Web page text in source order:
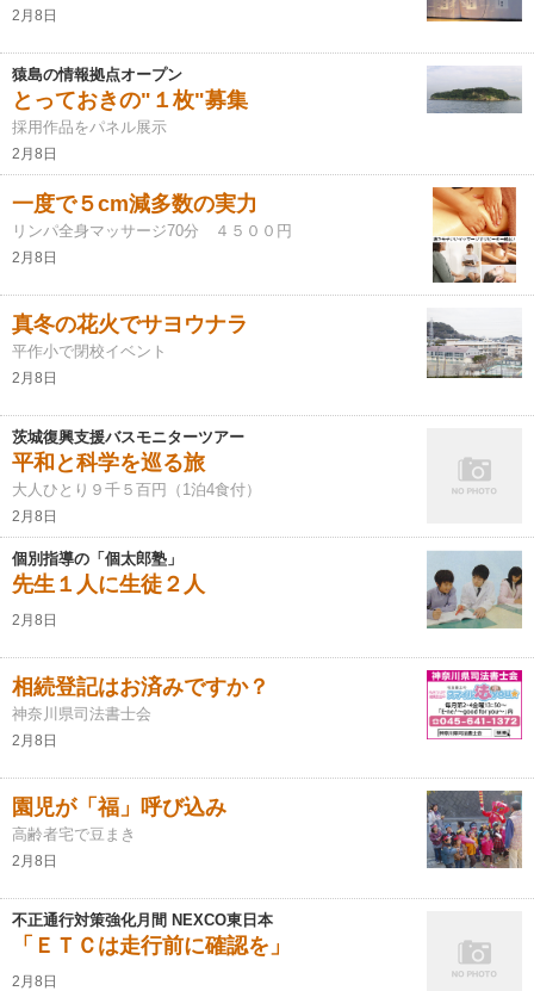
2月8日
猿島の情報拠点オープン
とっておきの"１枚"募集
採用作品をパネル展示
2月8日
一度で５cm減多数の実力
リンパ全身マッサージ70分 ４５００円
2月8日
真冬の花火でサヨウナラ
平作小で閉校イベント
2月8日
茨城復興支援バスモニターツアー
平和と科学を巡る旅
大人ひとり９千５百円（1泊4食付）
2月8日
個別指導の「個太郎塾」
先生１人に生徒２人
2月8日
相続登記はお済みですか？
神奈川県司法書士会
2月8日
園児が「福」呼び込み
高齢者宅で豆まき
2月8日
不正通行対策強化月間 NEXCO東日本
「ＥＴＣは走行前に確認を」
2月8日